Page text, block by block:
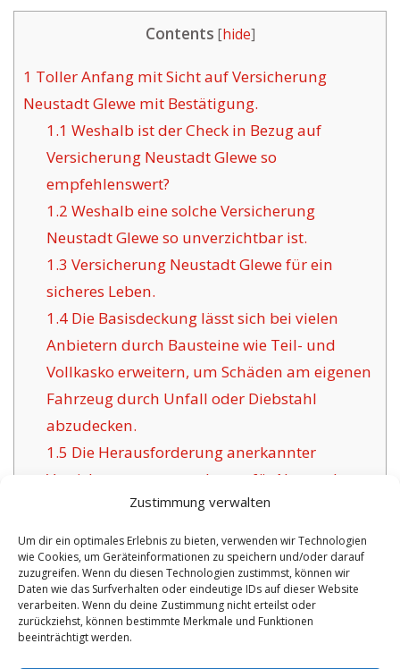
Zustimmung verwalten
Um dir ein optimales Erlebnis zu bieten, verwenden wir Technologien
wie Cookies, um Geräteinformationen zu speichern und/oder darauf
zuzugreifen. Wenn du diesen Technologien zustimmst, können wir
Daten wie das Surfverhalten oder eindeutige IDs auf dieser Website
verarbeiten. Wenn du deine Zustimmung nicht erteilst oder
zurückziehst, können bestimmte Merkmale und Funktionen
beeinträchtigt werden.
Contents [hide]
1 Toller Anfang mit Sicht auf Versicherung
Neustadt Glewe mit Bestätigung.
1.1 Weshalb ist der Check in Bezug auf
Versicherung Neustadt Glewe so
empfehlenswert?
1.2 Weshalb eine solche Versicherung
Neustadt Glewe so unverzichtbar ist.
1.3 Versicherung Neustadt Glewe für ein
sicheres Leben.
1.4Die Basisdeckung lässt sich bei vielen
Anbietern durch Bausteine wie Teil- und
Vollkasko erweitern, um Schäden am eigenen
Fahrzeug durch Unfall oder Diebstahl
abzudecken.
1.5 Die Herausforderung anerkannter
Versicherungsunternehmen für Neustadt
1.6
Die Vorzüge dieser Versicherung in
Neustadt Glewe:
1.6.1Überschaubare Policen inklusive
Betreuung: